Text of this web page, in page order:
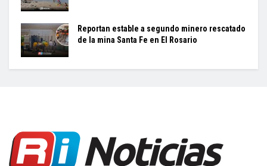
Reportan estable a segundo minero rescatado
de la mina Santa Fe en El Rosario